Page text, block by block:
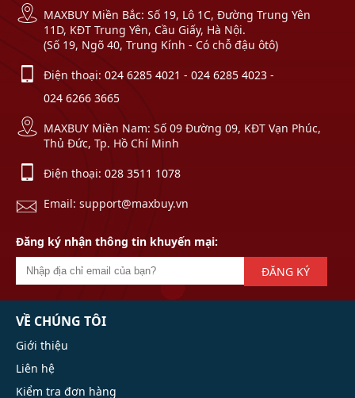
MAXBUY Miền Bắc: Số 19, Lô 1C, Đường Trung Yên
11D, KĐT Trung Yên, Cầu Giấy, Hà Nội.
(Số 19, Ngõ 40, Trung Kính - Có chỗ đậu ôtô)
Điện thoại: 024 6285 4021 - 024 6285 4023 -
024 6266 3665
MAXBUY Miền Nam: Số 09 Đường 09, KĐT Vạn Phúc,
Thủ Đức, Tp. Hồ Chí Minh
Điện thoại: 028 3511 1078
Email: support@maxbuy.vn
Đăng ký nhận thông tin khuyến mại:
ĐĂNG KÝ
VỀ CHÚNG TÔI
Giới thiệu
Liên hệ
Kiểm tra đơn hàng